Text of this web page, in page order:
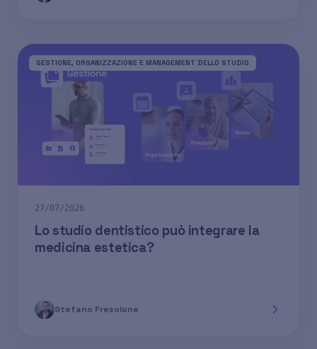
GESTIONE, ORGANIZZAZIONE E MANAGEMENT DELLO STUDIO
27/07/2026
Lo studio dentistico può integrare la
medicina estetica?
Stefano Fresolone